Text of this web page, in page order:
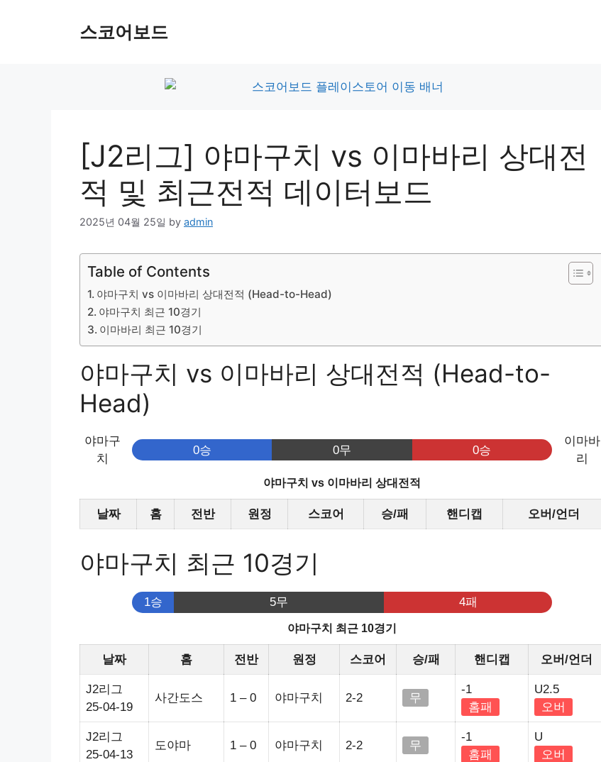
스코어보드
[J2리그] 야마구치 vs 이마바리 상대전
적 및 최근전적 데이터보드
2025년 04월 25일 by admin
Table of Contents
야마구치 vs 이마바리 상대전적 (Head-to-Head)
야마구치 최근 10경기
이마바리 최근 10경기
야마구치 vs 이마바리 상대전적 (Head-to-
Head)
야마구
치
0승 0무 0승
이마바
리
야마구치 vs 이마바리 상대전적
날짜 홈 전반 원정 스코어 승/패 핸디캡 오버/언더
야마구치 최근 10경기
1승 5무 4패
야마구치 최근 10경기
날짜 홈 전반 원정 스코어 승/패 핸디캡 오버/언더
J2리그
25-04-19
사간도스 1 – 0 야마구치 2-2 무
-1
홈패
U2.5
오버
J2리그
25-04-13
도야마 1 – 0 야마구치 2-2 무
-1
홈패
U
오버